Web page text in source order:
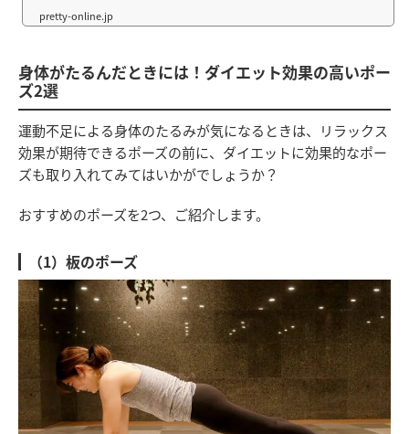
左右する重要な働きを持っていること、知っていました
身体がたるんだときには！ダイエット効果の高いポー
ズ2選
運動不足による身体のたるみが気になるときは、リラックス
効果が期待できるポーズの前に、ダイエットに効果的なポー
ズも取り入れてみてはいかがでしょうか？
おすすめのポーズを2つ、ご紹介します。
（1）板のポーズ